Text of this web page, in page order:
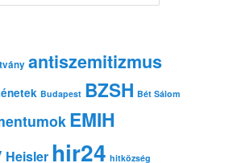
antiszemitizmus
Budapest BZSH Bét Sálom
EMIH
Heisler hir24 hitközség